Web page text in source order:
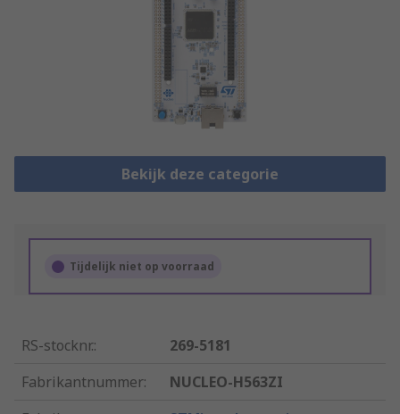
Bekijk deze categorie
Tijdelijk niet op voorraad
RS-stocknr.:
269-5181
Fabrikantnummer:
NUCLEO-H563ZI